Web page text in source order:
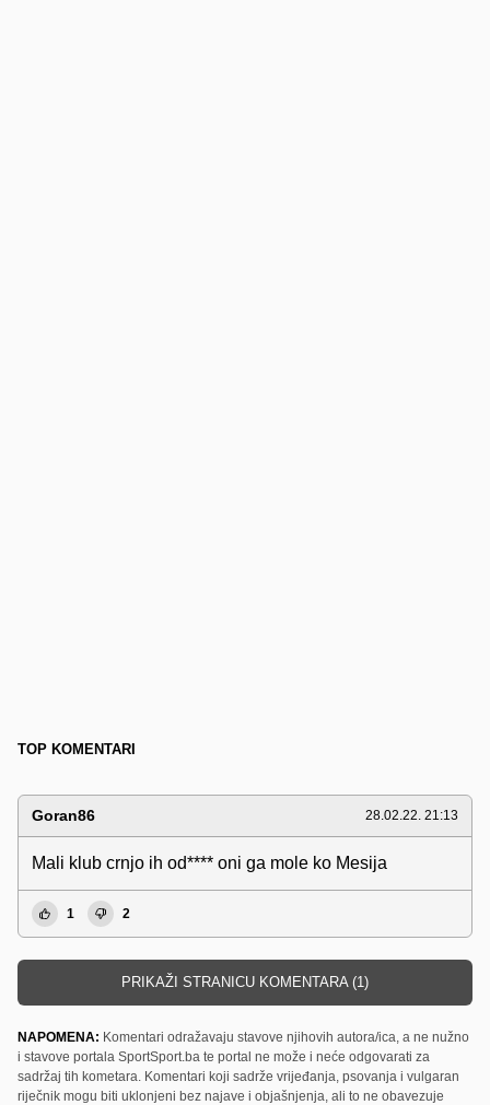
TOP KOMENTARI
Goran86 28.02.22. 21:13
Mali klub crnjo ih od**** oni ga mole ko Mesija
1 2
PRIKAŽI STRANICU KOMENTARA (1)
NAPOMENA: Komentari odražavaju stavove njihovih autora/ica, a ne nužno
i stavove portala SportSport.ba te portal ne može i neće odgovarati za
sadržaj tih kometara. Komentari koji sadrže vrijeđanja, psovanja i vulgaran
riječnik mogu biti uklonjeni bez najave i objašnjenja, ali to ne obavezuje